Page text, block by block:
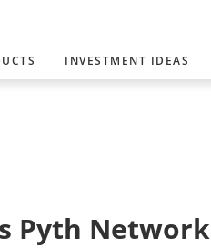
INVESTMENT IDEAS
Pyth Network